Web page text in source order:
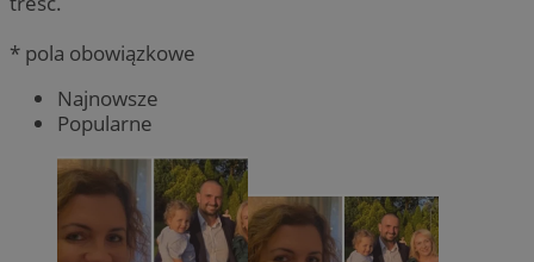
* pola obowiązkowe
Najnowsze
Popularne